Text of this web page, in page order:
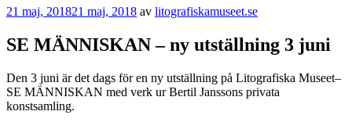
Publicerat
21 maj, 201821 maj, 2018 av litografiskamuseet.se
SE MÄNNISKAN – ny utställning 3 juni
Den 3 juni är det dags för en ny utställning på Litografiska Museet–
SE MÄNNISKAN med verk ur Bertil Janssons privata
konstsamling.